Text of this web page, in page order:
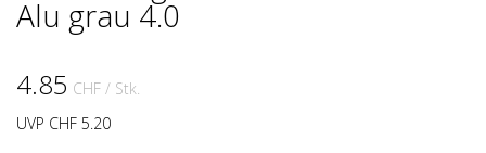
Alu grau 4.0
4.85 CHF / Stk.
UVP CHF 5.20